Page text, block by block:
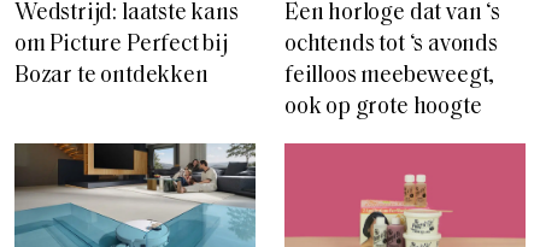
Wedstrijd: laatste kans
om Picture Perfect bij
Bozar te ontdekken
Een horloge dat van ‘s
ochtends tot ‘s avonds
feilloos meebeweegt,
ook op grote hoogte